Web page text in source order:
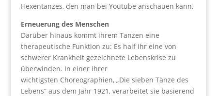
Hexentanzes, den man bei Youtube anschauen kann.
Erneuerung des Menschen
Darüber hinaus kommt ihrem Tanzen eine
therapeutische Funktion zu: Es half ihr eine von
schwerer Krankheit gezeichnete Lebenskrise zu
überwinden. In einer ihrer
wichtigsten Choreographien, „Die sieben Tänze des
Lebens“ aus dem Jahr 1921, verarbeitet sie basierend